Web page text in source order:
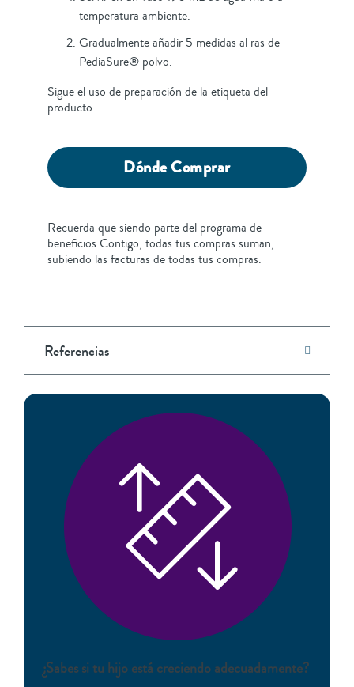
temperatura ambiente.
Gradualmente añadir 5 medidas al ras de
PediaSure® polvo.
Sigue el uso de preparación de la etiqueta del
producto.
Dónde Comprar
Recuerda que siendo parte del programa de
beneficios Contigo, todas tus compras suman,
subiendo las facturas de todas tus compras.
Referencias
¿Sabes si tu hijo está creciendo adecuadamente?